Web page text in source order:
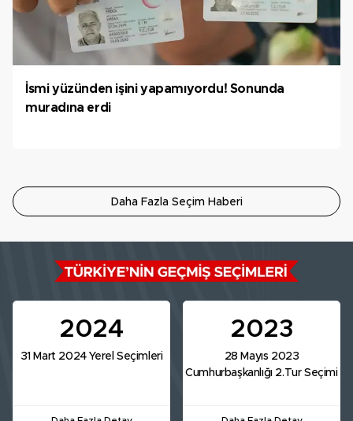
İsmi yüzünden işini yapamıyordu! Sonunda
muradına erdi
Daha Fazla Seçim Haberi
2024
31 Mart 2024 Yerel Seçimleri
2023
28 Mayıs 2023
Cumhurbaşkanlığı 2.Tur Seçimi